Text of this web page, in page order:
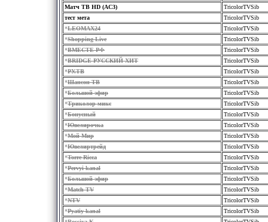
Матч ТВ HD (AC3)
TricolorTVSib
тест мета
TricolorTVSib
*LEOMAX24
TricolorTVSib
*Shopping Live
TricolorTVSib
*ВМЕСТЕ-РФ
TricolorTVSib
*BRIDGE РУССКИЙ ХИТ
TricolorTVSib
*РУ.ТВ
TricolorTVSib
*Шансон ТВ
TricolorTVSib
*Большой эфир
TricolorTVSib
*Триколор микс
TricolorTVSib
*Бонусный
TricolorTVSib
*Ювелирочка
TricolorTVSib
*Мой Мир
TricolorTVSib
*Ювелиртрейд
TricolorTVSib
*Torre Ricca
TricolorTVSib
*Pervyi kanal
TricolorTVSib
*Большой эфир
TricolorTVSib
*Match TV
TricolorTVSib
*NTV
TricolorTVSib
*Pyatiy kanal
TricolorTVSib